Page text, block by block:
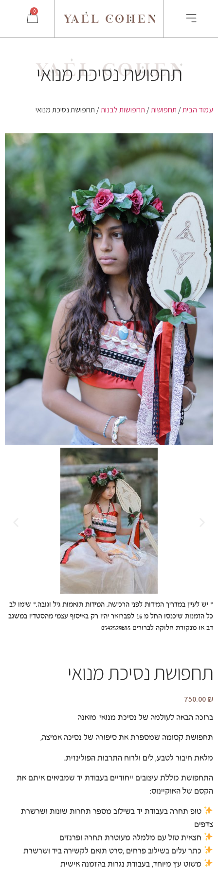
0
תחפושת נסיכת מנואי
עמוד הבית/ תחפושות/ תחפושות לבנות/ תחפושת נסיכת מנואי
* יש לעיין במדריך המידות לפני הרכישה, המידות תואמות גיל וגובה.* שימו לב
כל הזמנות שיכנסו החל מ 16 לפברואר יהיו רק באיסוף עצמי מהסטדיו במשגב
דב או מנקודת חלוקה לברורים 0542529835
תחפושת נסיכת מנואי
750.00₪
ברוכה הבאה לעולמה של נסיכת מנואי-מואנה
תחפושת קסומה שמספרת את סיפורה של נסיכה אמיצה,
מלאת חיבור לטבע, לים ולרוח התרבות הפולינזית.
התחפושת כוללת עיצובים ייחודיים בעבודת יד שמביאים איתם את
הקסם של האוקיינוס:
טופ תחרה בעבודת יד בשילוב מספר תחרות שונות ושרשרת
צדפים
חצאית טול עם מלמלה מעוטרת תחרה ופרנזים
כתר עלים בשילוב פרחים ,סרט תואם לקשירה ביד ושרשרת
משוט עץ מיוחד, בעבודת נגרות בהזמנה אישית